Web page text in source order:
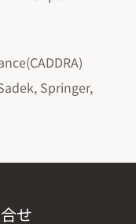
Springer,
せ